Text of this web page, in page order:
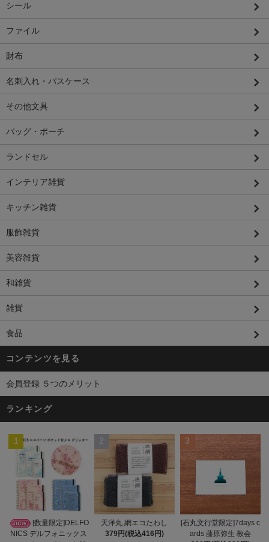
シール
ファイル
財布
名刺入れ・パスケース
その他文具
バッグ・ポーチ
ランドセル
インテリア雑貨
キッチン雑貨
服飾雑貨
美容雑貨
和雑貨
雑貨
食品
コンテンツを見る
会員登録 ５つのメリット
ランキング
1
[数量限定]DELFO
NICS デルフォニックス
2
天洋丸 網エコたわし
379円(税込416円)
3
[石丸文行堂限定]7days c
ards 藤原弥生 教会